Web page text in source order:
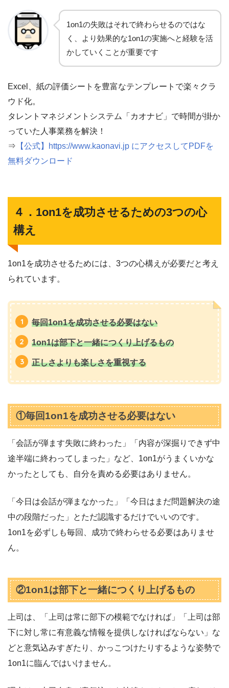
1on1の失敗はそれで終わらせるのではな
く、より効果的な1on1の実施へと経験を活
かしていくことが重要です
Excel、紙の評価シートを豊富なテンプレートで楽々クラ
ウド化。
タレントマネジメントシステム「カオナビ」で時間が掛か
っていた人事業務を解決！
⇒ 【公式】https://www.kaonavi.jp にアクセスしてPDFを
無料ダウンロード
４．1on1を成功させるための3つの心
構え
1on1を成功させるためには、3つの心構えが必要だと考え
られています。
毎回1on1を成功させる必要はない
1on1は部下と一緒につくり上げるもの
正しさよりも楽しさを重視する
①毎回1on1を成功させる必要はない
「会話が弾ます失敗に終わった」「内容が深掘りできず中
途半端に終わってしまった」など、1on1がうまくいかな
かったとしても、自分を責める必要はありません。
「今日は会話が弾まなかった」「今日はまだ問題解決の途
中の段階だった」とただ認識するだけでいいのです。
1on1を必ずしも毎回、成功で終わらせる必要はありませ
ん。
②1on1は部下と一緒につくり上げるもの
上司は、「上司は常に部下の模範でなければ」「上司は部
下に対し常に有意義な情報を提供しなければならない」な
どと意気込みすぎたり、かっこつけたりするような姿勢で
1on1に臨んではいけません。